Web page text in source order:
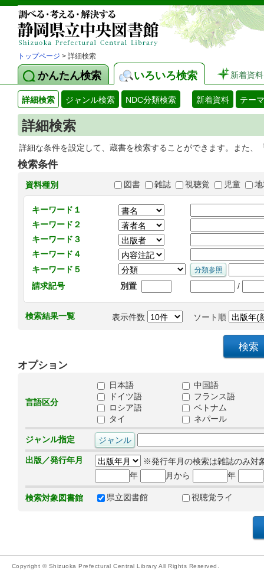
トップページ > 詳細検索
かんたん検索 いろいろ検索 新着資料
詳細検索 ジャンル検索 NDC分類検索 新着資料 テー
詳細検索
詳細な条件を設定して、蔵書を検索することができます。また
検索条件
資料種別 図書 雑誌 視聴覚 児童
キーワード１
キーワード２
キーワード３
キーワード４
キーワード５
請求記号
別置 /
検索結果一覧 表示件数 ソート順
オプション
言語区分
日本語
中国語
ドイツ語
フランス語
ロシア語
ベトナム
タイ
ネパール
ジャンル指定
出版／発行年月
※発行年月の検索は雑誌のみ対
年
月から 年
検索対象図書館 県立図書館 視聴覚ライ
Copyright © Shizuoka Prefectural Central Library All Rights Reserved.